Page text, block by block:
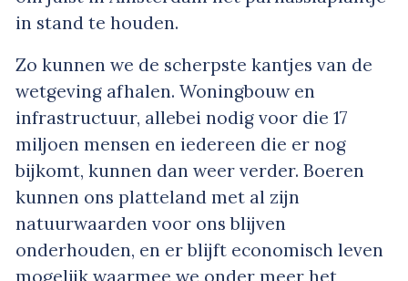
in stand te houden.
Zo kunnen we de scherpste kantjes van de
wetgeving afhalen. Woningbouw en
infrastructuur, allebei nodig voor die 17
miljoen mensen en iedereen die er nog
bijkomt, kunnen dan weer verder. Boeren
kunnen ons platteland met al zijn
natuurwaarden voor ons blijven
onderhouden, en er blijft economisch leven
mogelijk waarmee we onder meer het